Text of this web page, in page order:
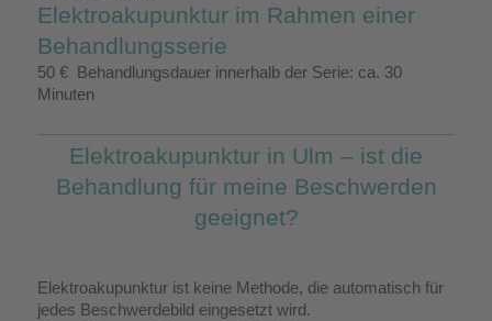
Elektroakupunktur im Rahmen einer
Behandlungsserie
50 € Behandlungsdauer innerhalb der Serie: ca. 30
Minuten
Elektroakupunktur in Ulm – ist die
Behandlung für meine Beschwerden
geeignet?
Elektroakupunktur ist keine Methode, die automatisch für
jedes Beschwerdebild eingesetzt wird.